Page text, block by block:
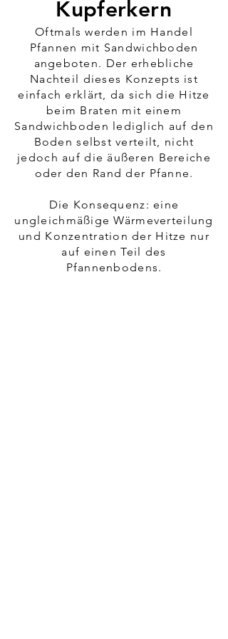
Kupferkern
Oftmals werden im Handel
Pfannen mit Sandwichboden
angeboten. Der erhebliche
Nachteil dieses Konzepts ist
einfach erklärt, da sich die Hitze
beim Braten mit einem
Sandwichboden lediglich auf den
Boden selbst verteilt, nicht
jedoch auf die äußeren Bereiche
oder den Rand der Pfanne.
Die Konsequenz: eine
ungleichmäßige Wärmeverteilung
und Konzentration der Hitze nur
auf einen Teil des
Pfannenbodens.